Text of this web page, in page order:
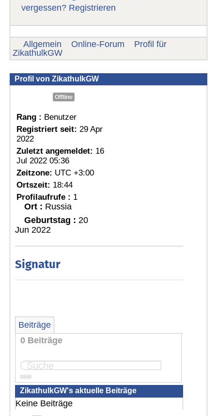
vergessen? Registrieren
Allgemein Online-Forum
Profil für
ZikathulkGW
Profil von ZikathulkGW
Offline
Rang : Benutzer
Registriert seit: 29 Apr
2022
Zuletzt angemeldet: 16
Jul 2022 05:36
Zeitzone: UTC +3:00
Ortszeit: 18:44
Profilaufrufe : 1
Ort : Russia
Geburtstag : 20
Jun 2022
Signatur
Beiträge
0 Beiträge
Seite:
ZikathulkGW's aktuelle Beiträge
Keine Beiträge